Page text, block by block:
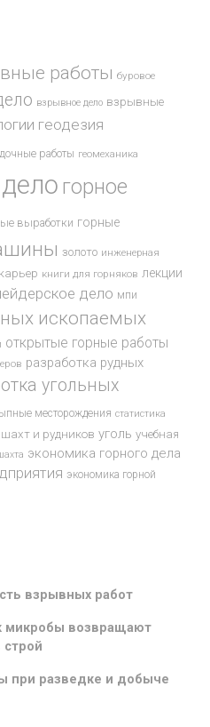
работы буровое
взрывное дело взрывные
геодезия
работы геомеханика
горное
выработки горные
золото инженерная
карьер книги для горняков лекции
дело мпи
ископаемых
открытые горные работы
разработка рудных
угольных
месторождения статистика
и рудников уголь учебная
экономика горного дела
экономика горной
взрывных работ
микробы возвращают
при разведке и добыче